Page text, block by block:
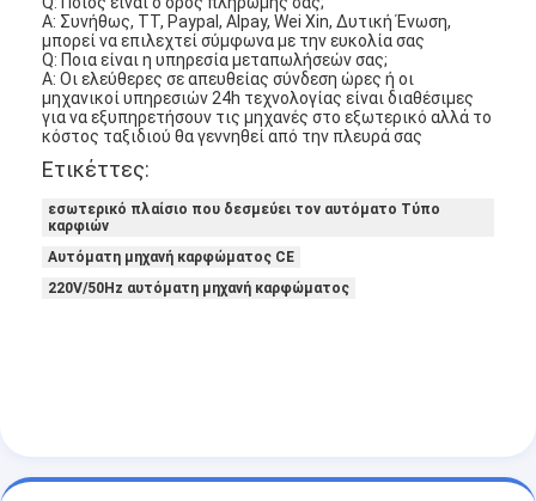
Σπίτι
Προϊόντα
Βίντεο
Σχετικά με εμάς
Επισκεψή εργοστασίου
Α: Συνήθως, TT, Paypal, Alpay, Wei Xin, Δυτική Ένωση,
μπορεί να επιλεχτεί σύμφωνα με την ευκολία σας
Q: Ποια είναι η υπηρεσία μεταπωλήσεών σας;
Α: Οι ελεύθερες σε απευθείας σύνδεση ώρες ή οι
μηχανικοί υπηρεσιών 24h τεχνολογίας είναι διαθέσιμες
για να εξυπηρετήσουν τις μηχανές στο εξωτερικό αλλά το
κόστος ταξιδιού θα γεννηθεί από την πλευρά σας
Ετικέττες:
εσωτερικό πλαίσιο που δεσμεύει τον αυτόματο Τύπο
καρφιών
Αυτόματη μηχανή καρφώματος CE
220V/50Hz αυτόματη μηχανή καρφώματος